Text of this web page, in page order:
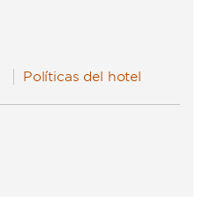
Políticas del hotel